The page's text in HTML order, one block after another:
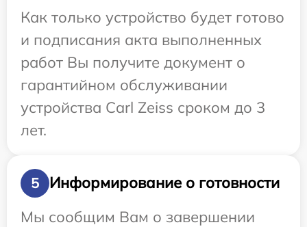
Как только устройство будет готово
и подписания акта выполненных
работ Вы получите документ о
гарантийном обслуживании
устройства Carl Zeiss сроком до 3
лет.
5
Информирование о готовности
Мы сообщим Вам о завершении